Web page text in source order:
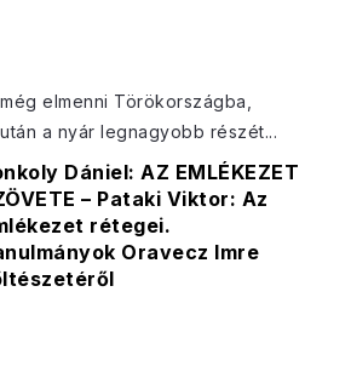
elmenni Törökországba,
a nyár legnagyobb részét...
Dániel: AZ EMLÉKEZET
– Pataki Viktor: Az
rétegei.
Oravecz Imre